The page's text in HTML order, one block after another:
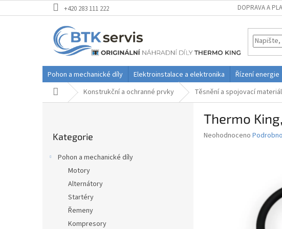
na
+420 283 111 222 DOPRAVA A
Pohon a mechanické díly Elektroinstalace a elektronika Řízení energie
Domů Konstrukční a ochranné prvky Těsnění a spojovací materiál
kategorie
Kategorie
Pohon a mechanické díly
Motory
Alternátory
Startéry
Řemeny
Kompresory
Thermo
Průměrné
Neohodnoceno